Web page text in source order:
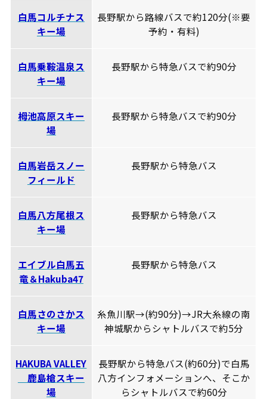
白馬コルチナス
キー場
長野駅から路線バスで約120分(※要
予約・有料)
白馬乗鞍温泉ス
キー場
長野駅から特急バスで約90分
栂池高原スキー
場
長野駅から特急バスで約90分
白馬岩岳スノー
フィールド
長野駅から特急バス
白馬八方尾根ス
キー場
長野駅から特急バス
エイブル白馬五
竜＆Hakuba47
長野駅から特急バス
白馬さのさかス
キー場
糸魚川駅→(約90分)→JR大糸線の南
神城駅からシャトルバスで約5分
HAKUBA VALLEY
鹿島槍スキー
場
長野駅から特急バス(約60分)で白馬
八方インフォメーションへ、そこか
らシャトルバスで約60分